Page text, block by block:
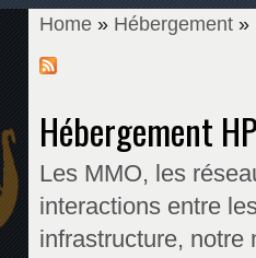
Home » Hébergement »
Hébergement
Les MMO, les
interactions entre
infrastructure, notre